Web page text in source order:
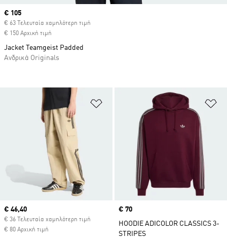
Προσθήκη στη Λίστα Επιθυμιών
Current price
€ 46,40
€ 36 Τελευταία χαμηλότερη τιμή
€ 80 Αρχική τιμή
Price
€ 70
HOODIE ADICOLOR CLASSICS 3-
STRIPES
Current price
€ 105
€ 63 Τελευταία χαμηλότερη τιμή
€ 150 Αρχική τιμή
Jacket Teamgeist Padded
Ανδρικά Originals